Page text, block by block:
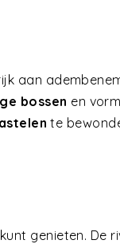
aan
bossen en
te
genieten. De